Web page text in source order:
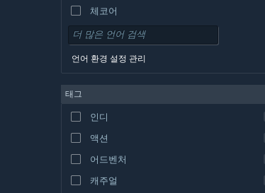
체코어
덴마크어
독일어
스페인어 - 중남미
그리스어
언어 환경 설정 관리
태그
인디
액션
어드벤처
캐주얼